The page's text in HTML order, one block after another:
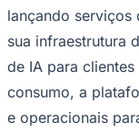
lançando serviços
sua infraestrutura
de IA para
consumo, a
e operacionais